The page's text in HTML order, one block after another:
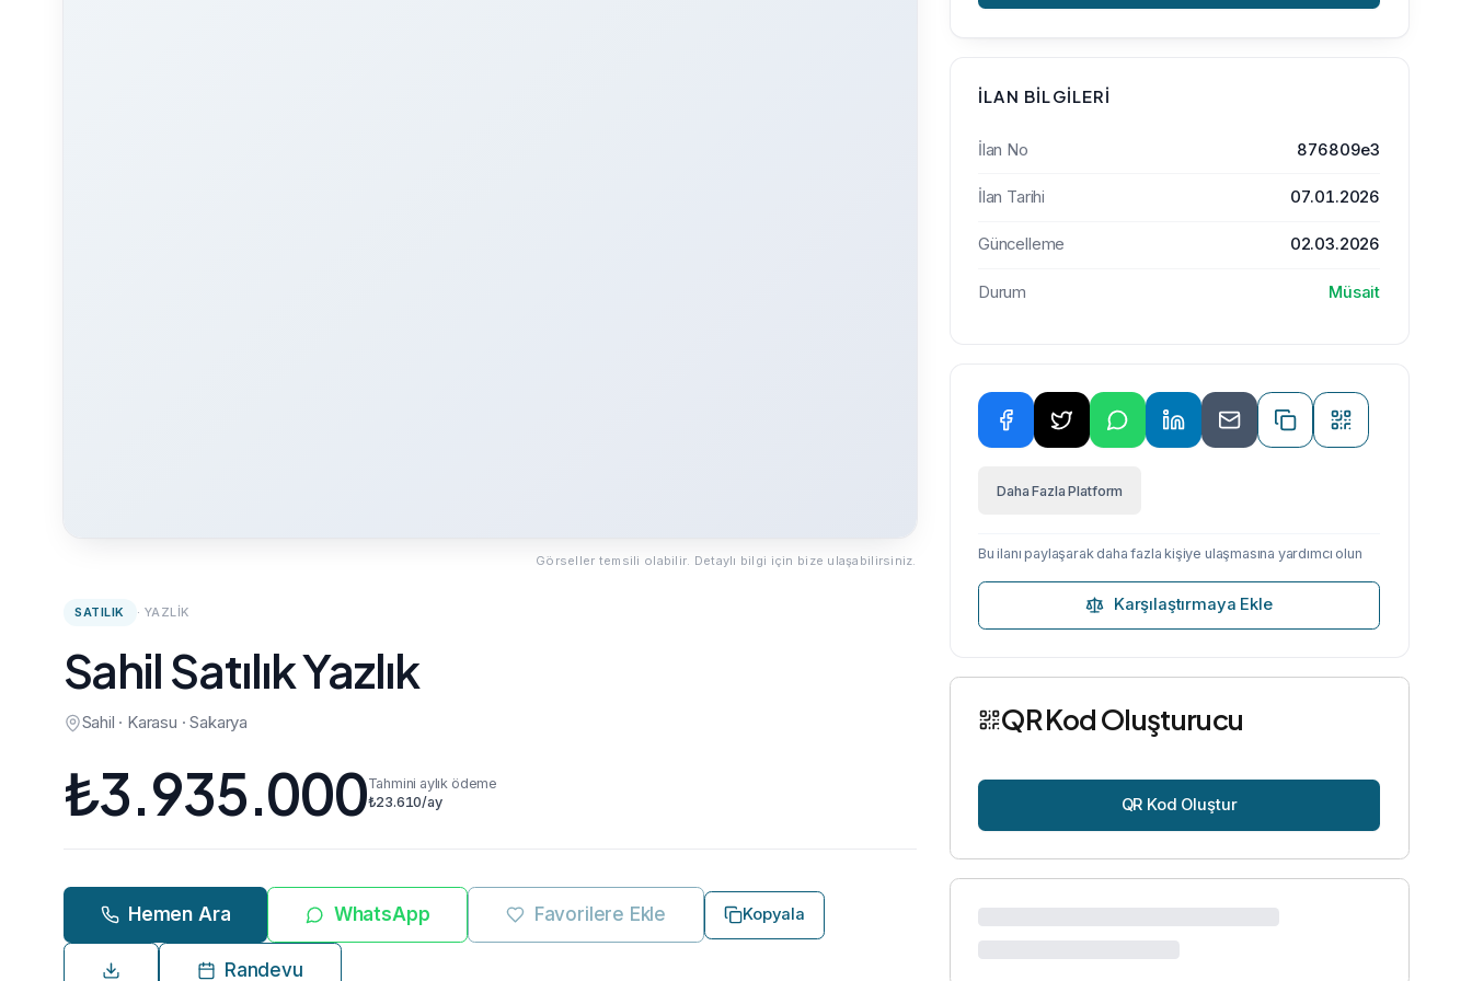
Görseller temsili olabilir. Detaylı bilgi için bize ulaşabilirsiniz.
SATILIK · YAZLIK
Sahil Satılık Yazlık
Sahil · Karasu · Sakarya
₺3.935.000Tahmini aylık ödeme
₺23.610/ay
Hemen Ara WhatsApp Favorilere Ekle Kopyala
Randevu
İLAN BILGILERI
İlan No 876809e3
İlan Tarihi 07.01.2026
Güncelleme 02.03.2026
Durum Müsait
Daha Fazla Platform
Bu ilanı paylaşarak daha fazla kişiye ulaşmasına yardımcı olun
Karşılaştırmaya Ekle
QR Kod Oluşturucu
QR Kod Oluştur